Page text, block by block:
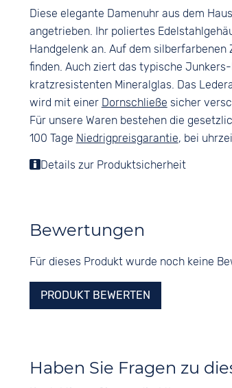
Silber
Ziffern
Arabisch
Diese elegante Damenuhr aus dem
angetrieben. Ihr poliertes
Handgelenk an. Auf dem
finden. Auch ziert das typische
kratzresistenten Mineralglas. Das
wird mit einer Dornschließe sicher
Für unsere Waren bestehen die
100 Tage Niedrigpreisgarantie, bei
Details zur Produktsicherheit
Bewertungen
Für dieses Produkt wurde noch keine
PRODUKT BEWERTEN
Haben Sie Fragen zu